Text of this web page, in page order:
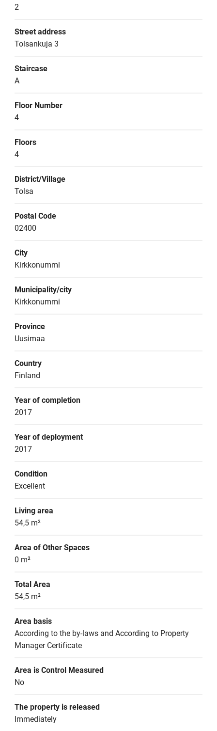
2
Street address
Tolsankuja 3
Staircase
A
Floor Number
4
Floors
4
District/Village
Tolsa
Postal Code
02400
City
Kirkkonummi
Municipality/city
Kirkkonummi
Province
Uusimaa
Country
Finland
Year of completion
2017
Year of deployment
2017
Condition
Excellent
Living area
54,5 m²
Area of Other Spaces
0 m²
Total Area
54,5 m²
Area basis
According to the by-laws and According to Property
Manager Certificate
Area is Control Measured
No
The property is released
Immediately